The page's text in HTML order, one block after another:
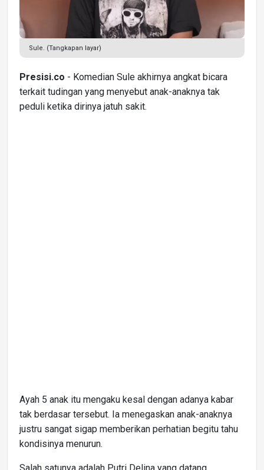
Sule. (Tangkapan layar)
Presisi.co - Komedian Sule akhirnya angkat bicara
terkait tudingan yang menyebut anak-anaknya tak
peduli ketika dirinya jatuh sakit.
Ayah 5 anak itu mengaku kesal dengan adanya kabar
tak berdasar tersebut. Ia menegaskan anak-anaknya
justru sangat sigap memberikan perhatian begitu tahu
kondisinya menurun.